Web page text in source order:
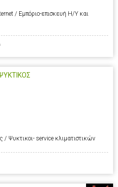
/ Εμπόριο-επισκευή Η/Υ και
/ Ψυκτικοι- service κλιματιστικών